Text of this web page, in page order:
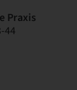
Praxis
44